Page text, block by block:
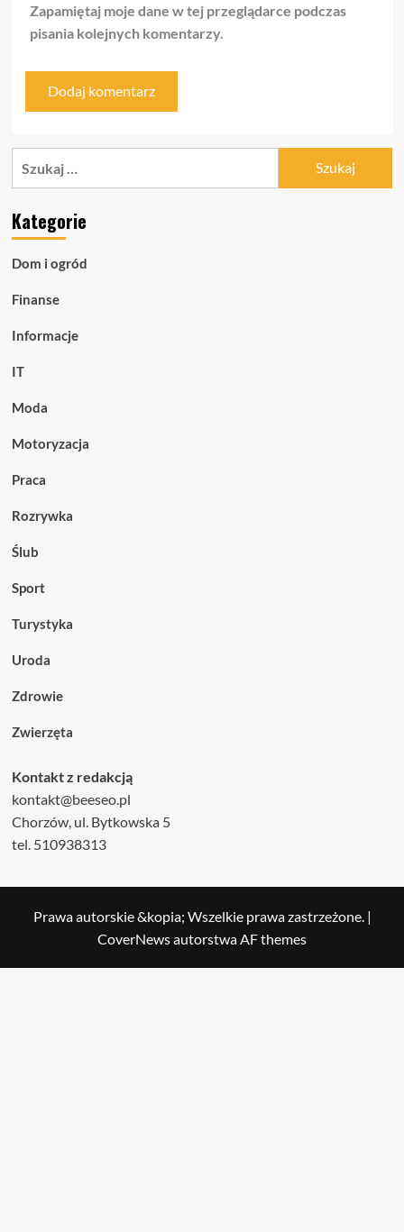
Zapamiętaj moje dane w tej przeglądarce podczas
pisania kolejnych komentarzy.
Kategorie
Dom i ogród
Finanse
Informacje
IT
Moda
Motoryzacja
Praca
Rozrywka
Ślub
Sport
Turystyka
Uroda
Zdrowie
Zwierzęta
Kontakt z redakcją
kontakt@beeseo.pl
Chorzów, ul. Bytkowska 5
tel. 510938313
Prawa autorskie &kopia; Wszelkie prawa zastrzeżone. |
CoverNewsautorstwa AF themes